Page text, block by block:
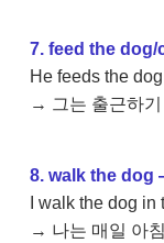
7. feed the dog/
He feeds the
→ 그는 출근하
8. walk the dog
I walk the dog
→ 나는 매일 아